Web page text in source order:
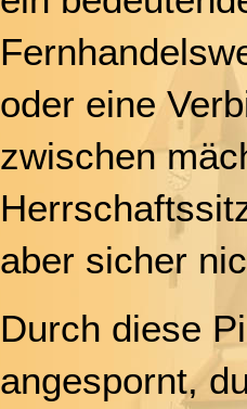
oder eine
zwischen
aber sicher
Durch diese
angespornt,